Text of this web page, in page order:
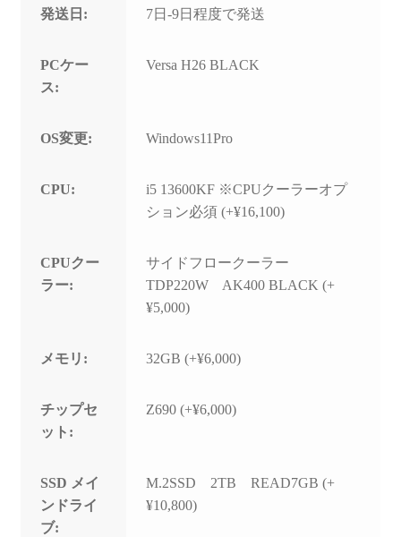
発送日: 7日-9日程度で発送
PCケー
ス:
Versa H26 BLACK
OS変更: Windows11Pro
CPU:
i5 13600KF ※CPUクーラーオプ
ション必須 (+¥16,100)
CPUクー
ラー:
サイドフロークーラー
TDP220W AK400 BLACK (+
¥5,000)
メモリ: 32GB (+¥6,000)
チップセ
ット:
Z690 (+¥6,000)
SSD メイ
ンドライ
ブ:
M.2SSD 2TB READ7GB (+
¥10,800)